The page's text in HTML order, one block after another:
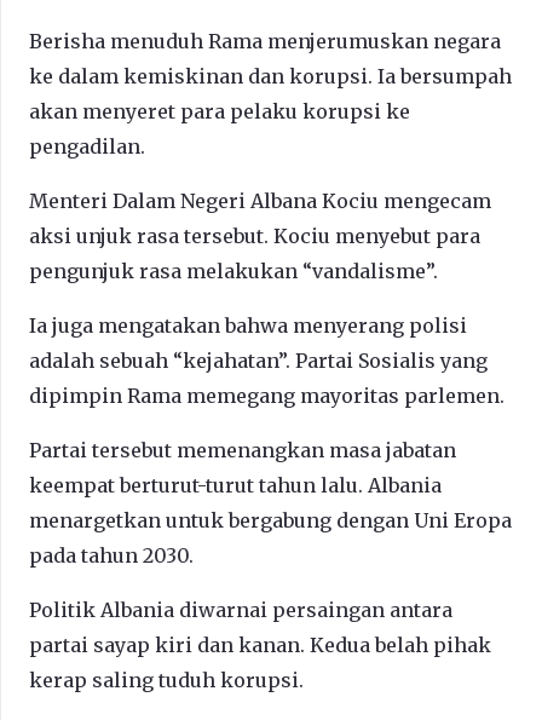
Berisha menuduh Rama menjerumuskan negara
ke dalam kemiskinan dan korupsi. Ia bersumpah
akan menyeret para pelaku korupsi ke
pengadilan.
Menteri Dalam Negeri Albana Kociu mengecam
aksi unjuk rasa tersebut. Kociu menyebut para
pengunjuk rasa melakukan “vandalisme”.
Ia juga mengatakan bahwa menyerang polisi
adalah sebuah “kejahatan”. Partai Sosialis yang
dipimpin Rama memegang mayoritas parlemen.
Partai tersebut memenangkan masa jabatan
keempat berturut-turut tahun lalu. Albania
menargetkan untuk bergabung dengan Uni Eropa
pada tahun 2030.
Politik Albania diwarnai persaingan antara
partai sayap kiri dan kanan. Kedua belah pihak
kerap saling tuduh korupsi.